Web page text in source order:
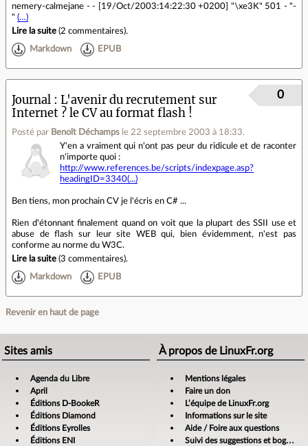
nemery-calmejane - - [19/Oct/2003:14:22:30 +0200] "\xe3K" 501 - "-
" (…)
Lire la suite (2 commentaires).
Markdown EPUB
Journal
L'avenir du recrutement sur
Internet ? le CV au format flash !
Posté par Benoît Déchamps le 22 septembre 2003 à 18:33.
0
Y'en a vraiment qui n'ont pas peur du ridicule et de raconter
n'importe quoi :
http://www.references.be/scripts/indexpage.asp?
headingID=3340(...)
Ben tiens, mon prochain CV je l'écris en C# ...
Rien d'étonnant finalement quand on voit que la plupart des SSII use et
abuse de flash sur leur site WEB qui, bien évidemment, n'est pas
conforme au norme du W3C.
Lire la suite (3 commentaires).
Markdown EPUB
Revenir en haut de page
Sites amis
Agenda du Libre
April
Éditions D-BookeR
Éditions Diamond
Éditions Eyrolles
Éditions ENI
À propos de LinuxFr.org
Mentions légales
Faire un don
L’équipe de LinuxFr.org
Informations sur le site
Aide / Foire aux questions
Suivi des suggestions et bogues